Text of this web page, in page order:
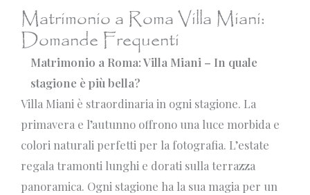
Matrimonio a Roma Villa Miani:
Domande Frequenti
Matrimonio a Roma: Villa Miani – In quale
stagione è più bella?
Villa Miani è straordinaria in ogni stagione. La
primavera e l’autunno offrono una luce morbida e
colori naturali perfetti per la fotografia. L’estate
regala tramonti lunghi e dorati sulla terrazza
panoramica. Ogni stagione ha la sua magia per un